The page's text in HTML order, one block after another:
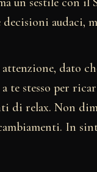
audaci,
dato
te stesso per
di relax. Non
In